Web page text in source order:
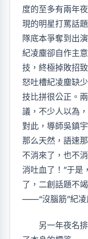
度的至多有兩年
現的明星打罵話
隊底本爭奪到出
紀凌塵卻自作主
技，終極掉敗招
怒吐槽紀凌塵缺
技比拼很公正。
議，不少人以為
對此，導師吳鎮
那么天然，語速
不消來了，也不
消吐血了！”于是
了，二創話題不
——“沒腦筋”紀凌
另一年夜名